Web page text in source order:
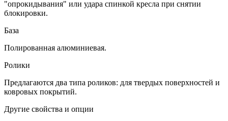
"опрокидывания" или удара спинкой кресла при снятии
блокировки.
База
Полированная алюминиевая.
Ролики
Предлагаются два типа роликов: для твердых поверхностей и
ковровых покрытий.
Другие свойства и опции